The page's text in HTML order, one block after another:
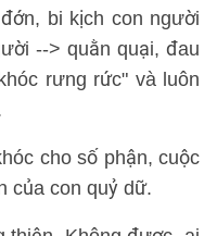
bi kịch con người
--> quằn quại, đau
rưng rức" và luôn
cho số phận, cuộc
của con quỷ dữ.